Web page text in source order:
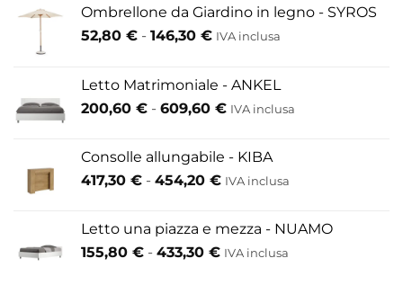
Ombrellone da Giardino in legno - SYROS
52,80 € - 146,30 €Fascia
da
52,80 €
146,30 €
IVA inclusa
Letto Matrimoniale - ANKEL
200,60 € - 609,60 €Fascia
da
200,60 €
609,60 €
IVA inclusa
Consolle allungabile - KIBA
417,30 € - 454,20 €Fascia
da
417,30 €
IVA inclusa
Letto una piazza e mezza - NUAMO
155,80 € - 433,30 €Fascia
IVA inclusa